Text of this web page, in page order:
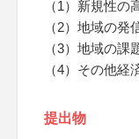
（1）新規性
（2）地域の発
（3）地域の
（4）その他
提出物